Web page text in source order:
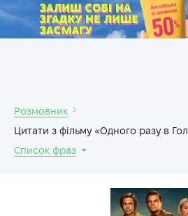
.
Розмовник
Цитати з фільму «Одного разу в
Список фраз